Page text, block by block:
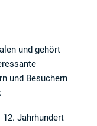
und gehört
und Besuchern
Jahrhundert